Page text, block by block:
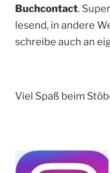
Buchcontact.
lesend, in andere
schreibe auch an
Viel Spaß beim